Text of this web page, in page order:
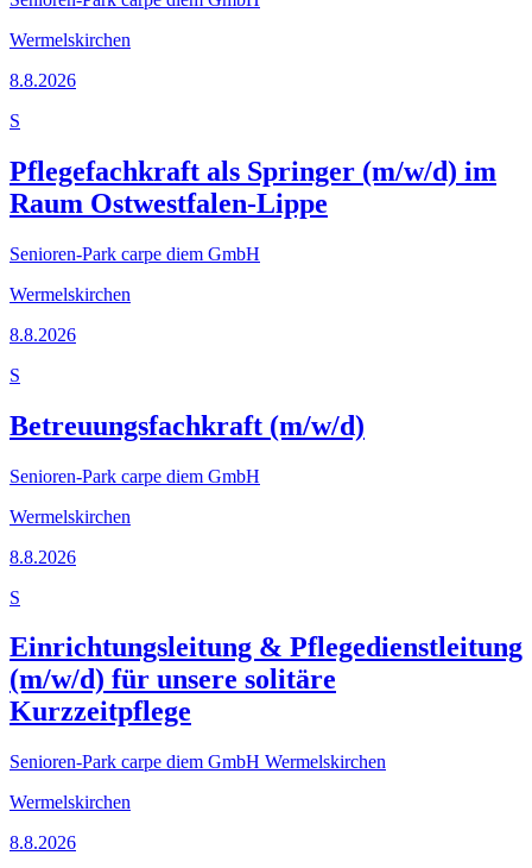
Wermelskirchen
8.8.2026
S
Pflegefachkraft als Springer (m/w/d) im
Raum Ostwestfalen-Lippe
Senioren-Park carpe diem GmbH
Wermelskirchen
8.8.2026
S
Betreuungsfachkraft (m/w/d)
Senioren-Park carpe diem GmbH
Wermelskirchen
8.8.2026
S
Einrichtungsleitung & Pflegedienstleitung
(m/w/d) für unsere solitäre
Kurzzeitpflege
Senioren-Park carpe diem GmbH Wermelskirchen
Wermelskirchen
8.8.2026